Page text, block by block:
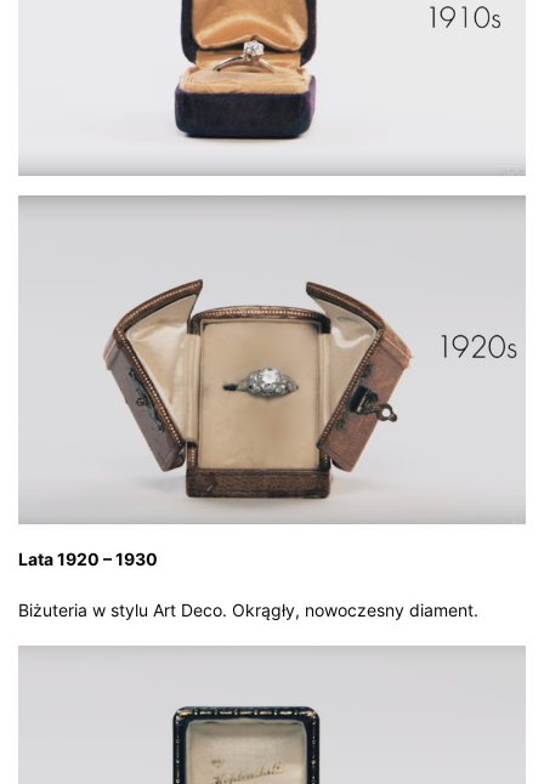
Lata 1920 – 1930
Biżuteria w stylu Art Deco. Okrągły, nowoczesny diament.